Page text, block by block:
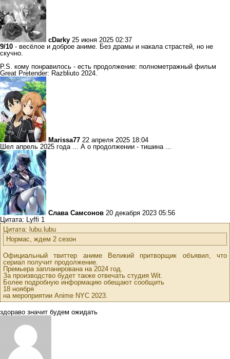
cDarky 25 июня 2025 02:37
9/10 - весёлое и доброе аниме. Без драмы и накала страстей, но не
скучно.
P.S. кому понравилось - есть продолжение: полнометражный фильм
Great Pretender: Razbliuto 2024.
Marissa77 22 апреля 2025 18:04
Шел апрель 2025 года ... А о продолжении - тишина ...
Слава Самсонов 20 декабря 2023 05:56
Цитата: Lyffi 1
Цитата: lubu.lubu
Нормас, ждем 2 сезон
Официальный твиттер аниме Великий притворщик объявил, что
сериал получит продолжение.
Премьера запланирована на 2024 год.
За производство будет также отвечать студия Wit.
Более подробную информацию обещают сообщить
18 ноября
на мероприятии Anime NYC 2023.
здораво значит будем ожидать